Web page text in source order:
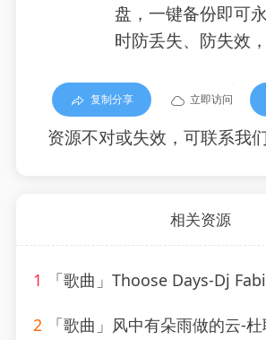
盘，一键备份即可
时防丢失、防失效
复制分享 立即访问
资源不对或失效，可联系我
相关资源
1 「歌曲」Thoose Days-Dj
2 「歌曲」风中有朵雨做的云-